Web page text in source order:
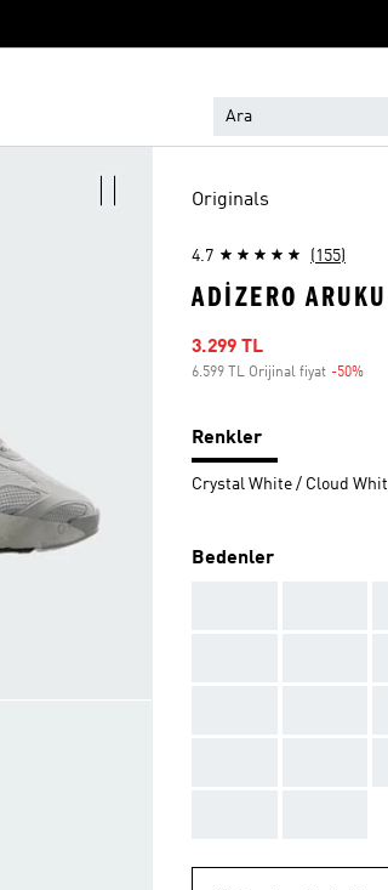
Originals
4.7 (155)
ADIZERO
İndirimli fiyat
3.299 TL
6.599 TL Orijinal fiyat -50%
Renkler
Crystal White / Cloud
Bedenler